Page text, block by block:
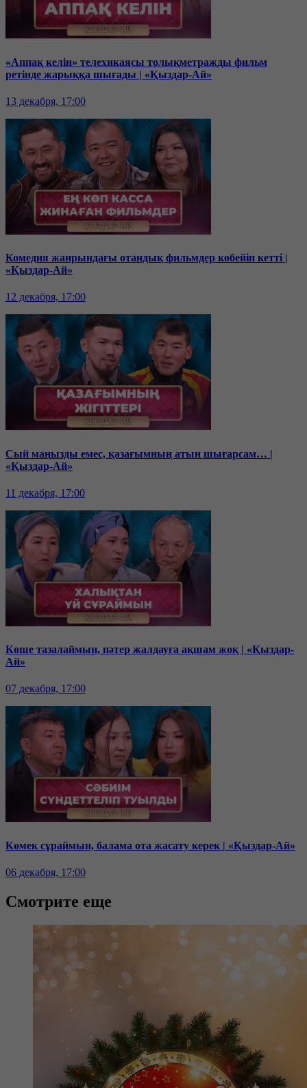
«Аппақ келін» телехикаясы толықметражды фильм
ретінде жарыққа шығады | «Қыздар-Ай»
13 декабря, 17:00
Комедия жанрындағы отандық фильмдер көбейіп кетті |
«Қыздар-Ай»
12 декабря, 17:00
Сый маңызды емес, қазағымның атын шығарсам… |
«Қыздар-Ай»
11 декабря, 17:00
Көше тазалаймын, пәтер жалдауға ақшам жоқ | «Қыздар-
Ай»
07 декабря, 17:00
Көмек сұраймын, балама ота жасату керек | «Қыздар-Ай»
06 декабря, 17:00
Смотрите еще